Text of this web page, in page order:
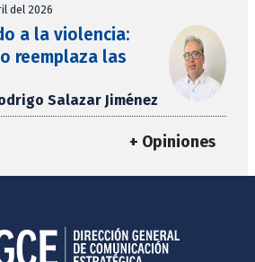
del 2026
a la violencia:
reemplaza las
Salazar Jiménez
+ Opiniones